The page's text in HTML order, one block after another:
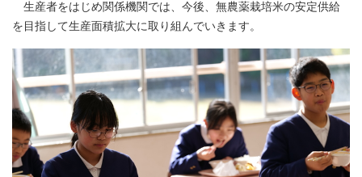
生産者をはじめ関係機関では、今後、無農薬栽培米の安定供給
を目指して生産面積拡大に取り組んでいきます。